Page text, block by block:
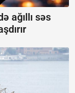
ağıllı səs